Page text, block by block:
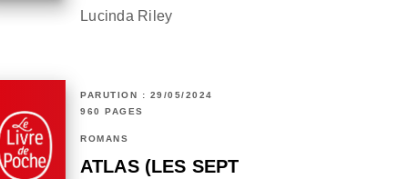
Lucinda Riley
PARUTION : 29/05/2024
960 PAGES
ROMANS
ATLAS (LES SEPT